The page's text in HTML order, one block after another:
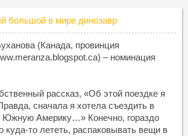
(Канада, провинция
– номинация
рассказ, «Об этой поездке я
сначала я хотела съездить в
Америку…» Конечно, гораздо
куда-то лететь, распаковывать вещи в